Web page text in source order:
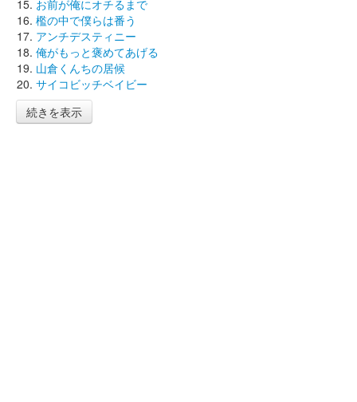
お前が俺にオチるまで
檻の中で僕らは番う
アンチデスティニー
俺がもっと褒めてあげる
山倉くんちの居候
サイコビッチベイビー
続きを表示